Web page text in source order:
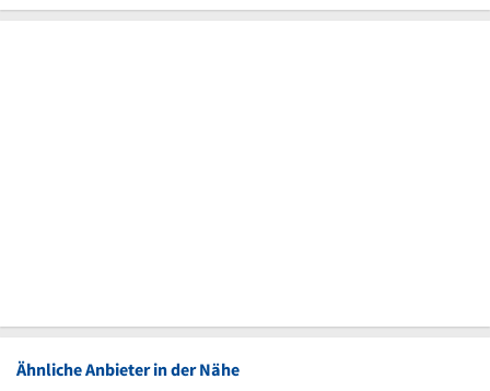
Ähnliche Anbieter in der Nähe